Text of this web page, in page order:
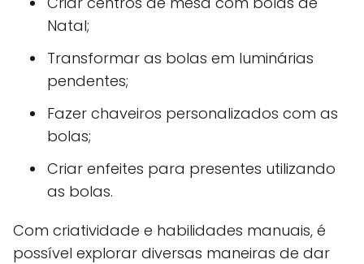
Natal;
Transformar as bolas em luminárias
pendentes;
Fazer chaveiros personalizados com as
bolas;
Criar enfeites para presentes utilizando
as bolas.
Com criatividade e habilidades manuais, é
possível explorar diversas maneiras de dar